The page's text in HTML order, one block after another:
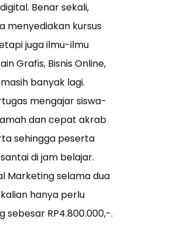
Benar sekali,
menyediakan kursus
juga ilmu-ilmu
Grafis, Bisnis Online,
banyak lagi.
mengajar siswa-
dan cepat akrab
sehingga peserta
di jam belajar.
Marketing selama dua
hanya perlu
sebesar RP4.800.000,-.